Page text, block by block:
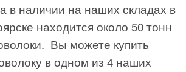
в наличии на наших складах в
находится около 50 тонн
Вы можете купить
в одном из 4 наших